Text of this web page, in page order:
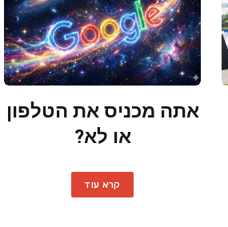
אתה מכניס את הטלפון
או לא?
קרא עוד